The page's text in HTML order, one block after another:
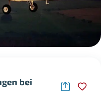
bei